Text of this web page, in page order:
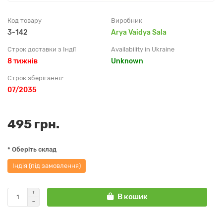
Код товару
3-142
Виробник
Arya Vaidya Sala
Строк доставки з Індії
8 тижнів
Availability in Ukraine
Unknown
Строк зберігання:
07/2035
495 грн.
* Оберіть склад
Індія (під замовлення)
В кошик